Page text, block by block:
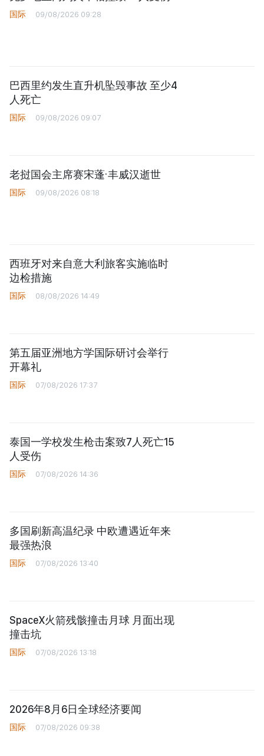
国际 09/08/2026 09:28
巴西里约发生直升机坠毁事故 至少4
人死亡
国际 09/08/2026 09:07
老挝国会主席赛宋蓬·丰威汉逝世
国际 09/08/2026 08:18
西班牙对来自意大利旅客实施临时
边检措施
国际 08/08/2026 14:49
第五届亚洲地方学国际研讨会举行
开幕礼
国际 07/08/2026 17:37
泰国一学校发生枪击案致7人死亡15
人受伤
国际 07/08/2026 14:36
多国刷新高温纪录 中欧遭遇近年来
最强热浪
国际 07/08/2026 13:40
SpaceX火箭残骸撞击月球 月面出现
撞击坑
国际 07/08/2026 13:18
2026年8月6日全球经济要闻
国际 07/08/2026 09:38